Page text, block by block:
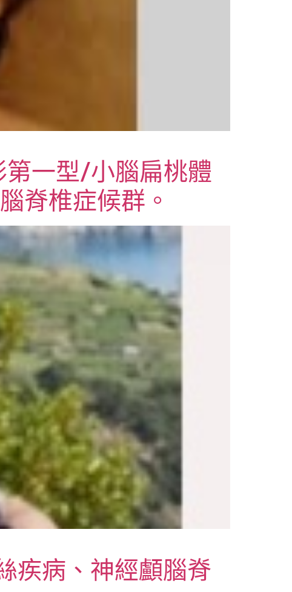
一型/小腦扁桃體
脊椎症候群。
疾病、神經顱腦脊